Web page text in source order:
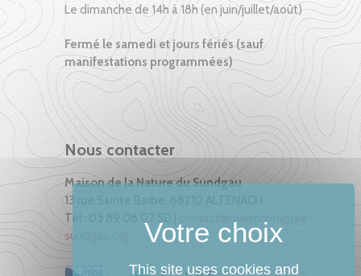
Le dimanche de 14h à 18h (en juin/juillet/août)
Fermé le samedi et jours fériés (sauf
manifestations programmées)
Nous contacter
Maison de la Nature du Sundgau
13 rue Sainte Barbe, 68210 ALTENACH
Tél : 03 89 08 07 50 |
sundgau.org
This site uses cookies and